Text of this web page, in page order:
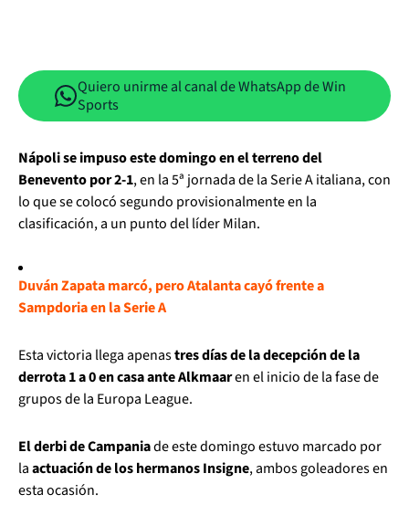
Quiero unirme al canal de WhatsApp de Win
Sports
Nápoli se impuso este domingo en el terreno del
Benevento por 2-1, en la 5ª jornada de la Serie A italiana, con
lo que se colocó segundo provisionalmente en la
clasificación, a un punto del líder Milan.
Duván Zapata marcó, pero Atalanta cayó frente a
Sampdoria en la Serie A
Esta victoria llega apenastres días de la decepción de la
derrota 1 a 0 en casa ante Alkmaaren el inicio de la fase de
grupos de la Europa League.
El derbi de Campaniade este domingo estuvo marcado por
laactuación de los hermanos Insigne, ambos goleadores en
esta ocasión.